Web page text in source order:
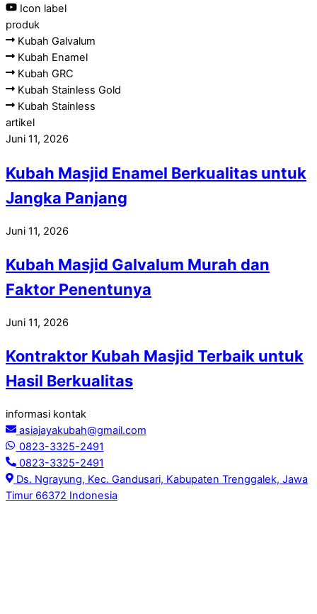
Icon label
produk
Kubah Galvalum
Kubah Enamel
Kubah GRC
Kubah Stainless Gold
Kubah Stainless
artikel
Juni 11, 2026
Kubah Masjid Enamel Berkualitas untuk
Jangka Panjang
Juni 11, 2026
Kubah Masjid Galvalum Murah dan
Faktor Penentunya
Juni 11, 2026
Kontraktor Kubah Masjid Terbaik untuk
Hasil Berkualitas
informasi kontak
asiajayakubah@gmail.com
0823-3325-2491
0823-3325-2491
Ds. Ngrayung, Kec. Gandusari, Kabupaten Trenggalek, Jawa
Timur 66372 Indonesia